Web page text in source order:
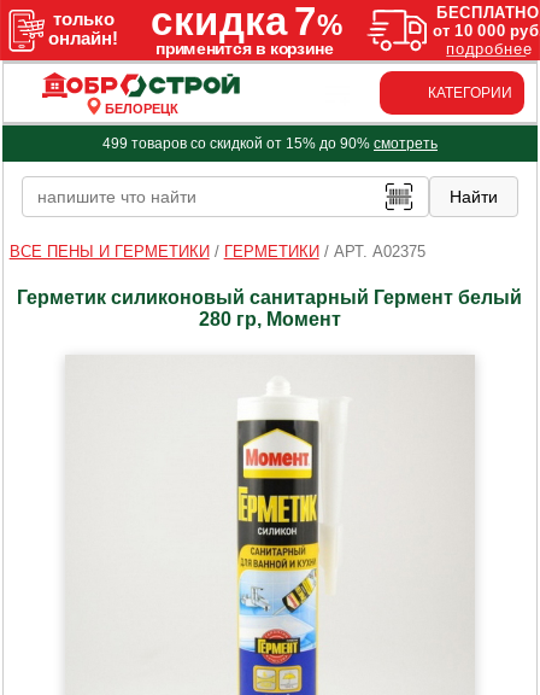
БЕЛОРЕЦК
КАТЕГОРИИ
499 товаров со скидкой от 15% до 90% смотреть
ВСЕ ПЕНЫ И ГЕРМЕТИКИ / ГЕРМЕТИКИ / АРТ. A02375
Герметик силиконовый санитарный Гермент белый
280 гр, Момент